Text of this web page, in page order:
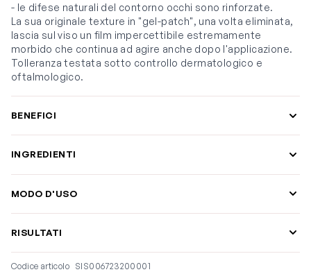
- le difese naturali del contorno occhi sono rinforzate.
La sua originale texture in "gel-patch", una volta eliminata,
lascia sul viso un film impercettibile estremamente
morbido che continua ad agire anche dopo l'applicazione.
Tolleranza testata sotto controllo dermatologico e
oftalmologico.
BENEFICI
INGREDIENTI
MODO D'USO
RISULTATI
Codice articolo SIS006723200001